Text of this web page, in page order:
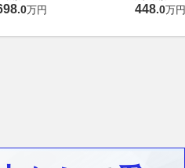
.0万円 448.0万円